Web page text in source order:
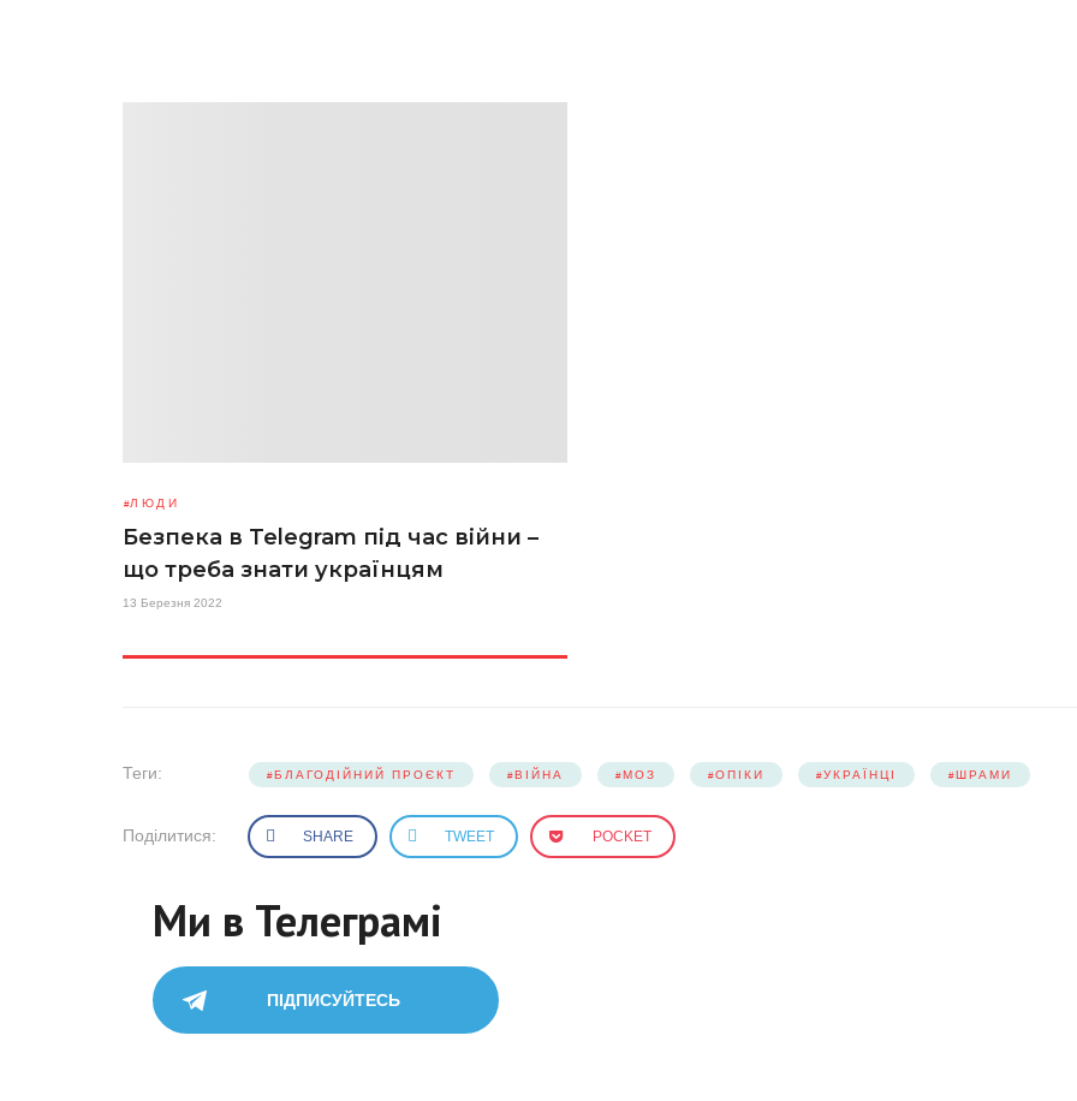
ЛЮДИ
Безпека в Telegram під час війни –
що треба знати українцям
13 Березня 2022
Теги: БЛАГОДІЙНИЙ ПРОЄКТ ВІЙНА МОЗ ОПІКИ УКРАЇНЦІ ШРАМИ
Поділитися: SHARE TWEET POCKET
Ми в Телеграмі
ПІДПИСУЙТЕСЬ